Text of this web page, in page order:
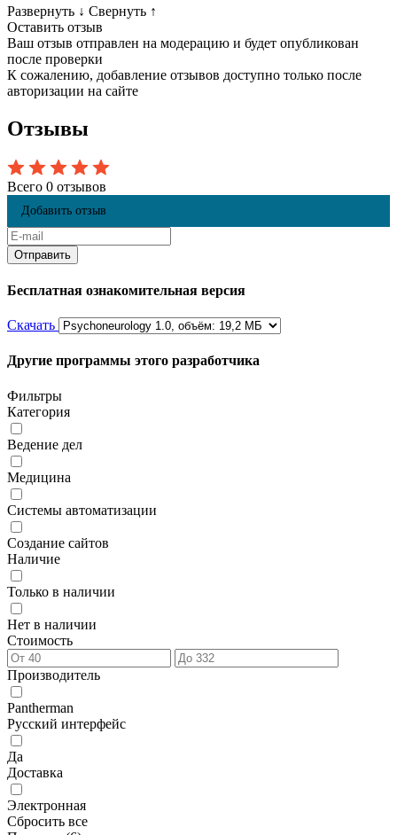
Развернуть ↓ Свернуть ↑
Оставить отзыв
Ваш отзыв отправлен на модерацию и будет опубликован
после проверки
К сожалению, добавление отзывов доступно только после
авторизации на сайте
Отзывы
Всего 0 отзывов
Добавить отзыв
Бесплатная ознакомительная версия
Скачать
Другие программы этого разработчика
Фильтры
Категория
Ведение дел
Медицина
Системы автоматизации
Создание сайтов
Наличие
Только в наличии
Нет в наличии
Стоимость
Производитель
Pantherman
Русский интерфейс
Да
Доставка
Электронная
Сбросить все